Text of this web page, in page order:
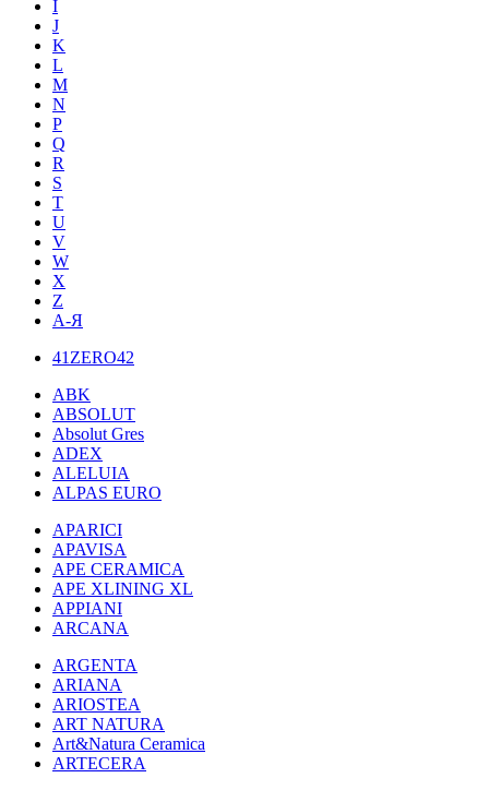
I
J
K
L
M
N
P
Q
R
S
T
U
V
W
X
Z
А-Я
41ZERO42
ABK
ABSOLUT
Absolut Gres
ADEX
ALELUIA
ALPAS EURO
APARICI
APAVISA
APE CERAMICA
APE XLINING XL
APPIANI
ARCANA
ARGENTA
ARIANA
ARIOSTEA
ART NATURA
Art&Natura Ceramica
ARTECERA